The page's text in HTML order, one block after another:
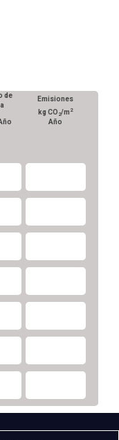
de
Emisiones
kg CO 2/m 2
Año